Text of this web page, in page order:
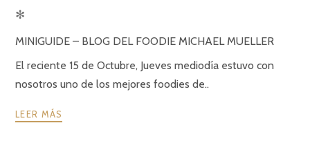
✻
MINIGUIDE – BLOG DEL FOODIE MICHAEL MUELLER
El reciente 15 de Octubre, Jueves mediodía estuvo con
nosotros uno de los mejores foodies de..
LEER MÁS